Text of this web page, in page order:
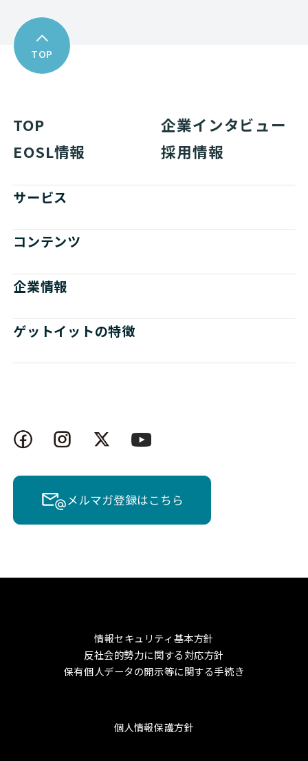
TOP
TOP
企業インタビュー
EOSL情報
採用情報
サービス
コンテンツ
企業情報
ゲットイットの特徴
メルマガ登録はこちら
情報セキュリティ基本方針
反社会的勢力に関する対応方針
保有個人データの開示等に関する手続き
個人情報保護方針